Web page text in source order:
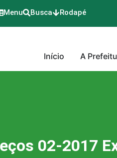
Menu Busca Rodapé
Início A
02-2017